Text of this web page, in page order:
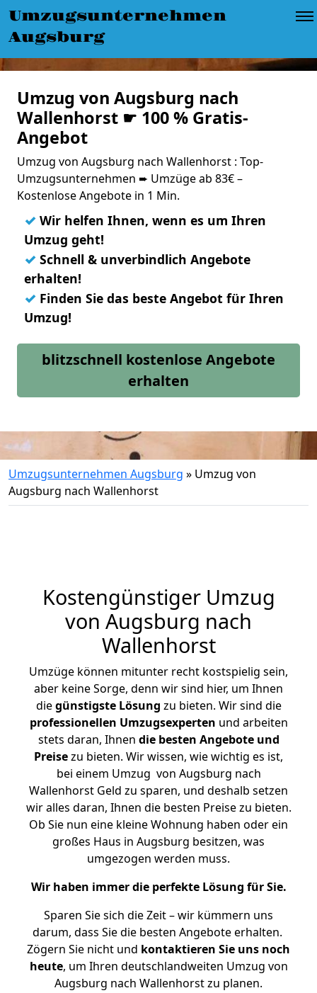
Umzugsunternehmen
Augsburg
Umzug von Augsburg nach
Wallenhorst ☛ 100 % Gratis-
Angebot
Umzug von Augsburg nach Wallenhorst : Top-
Umzugsunternehmen ➨ Umzüge ab 83€ –
Kostenlose Angebote in 1 Min.
✓ Wir helfen Ihnen, wenn es um Ihren
Umzug geht!
✓ Schnell & unverbindlich Angebote
erhalten!
✓ Finden Sie das beste Angebot für Ihren
Umzug!
blitzschnell kostenlose Angebote
erhalten
Umzugsunternehmen Augsburg » Umzug von
Augsburg nach Wallenhorst
Kostengünstiger Umzug
von Augsburg nach
Wallenhorst
Umzüge können mitunter recht kostspielig sein,
aber keine Sorge, denn wir sind hier, um Ihnen
diegünstigste Lösung zu bieten. Wir sind die
professionellen Umzugsexperten und arbeiten
stets daran, Ihnen die besten Angebote und
Preisezu bieten. Wir wissen, wie wichtig es ist,
bei einem Umzug von Augsburg nach
Wallenhorst Geld zu sparen, und deshalb setzen
wir alles daran, Ihnen die besten Preise zu bieten.
Ob Sie nun eine kleine Wohnung haben oder ein
großes Haus in Augsburg besitzen, was
umgezogen werden muss.
Wir haben immer die perfekte Lösung für Sie.
Sparen Sie sich die Zeit – wir kümmern uns
darum, dass Sie die besten Angebote erhalten.
Zögern Sie nicht und kontaktieren Sie uns noch
heute, um Ihren deutschlandweiten Umzug von
Augsburg nach Wallenhorst zu planen.